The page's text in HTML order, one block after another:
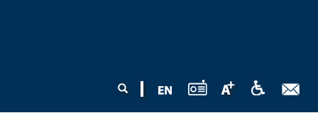
Szukaj